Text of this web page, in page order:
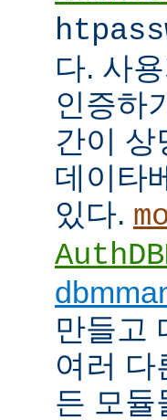
다. 사
인증하
간이 상
데이타
있다.
만들고
여러 다
든 모듈